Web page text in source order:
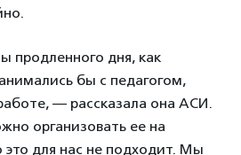
продленного дня, как
бы с педагогом,
— рассказала она АСИ.
организовать ее на
это для нас не подходит. Мы